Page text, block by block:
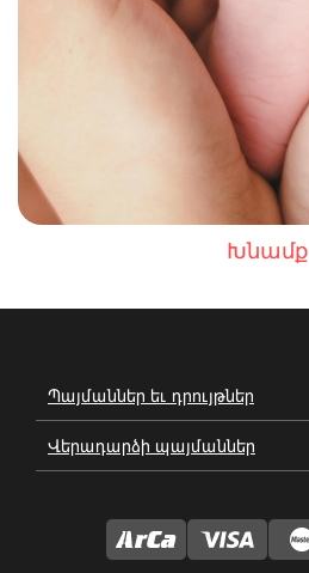
Խնամք
Պայմաններ եւ դրույթներ
Վերադարձի պայմաններ